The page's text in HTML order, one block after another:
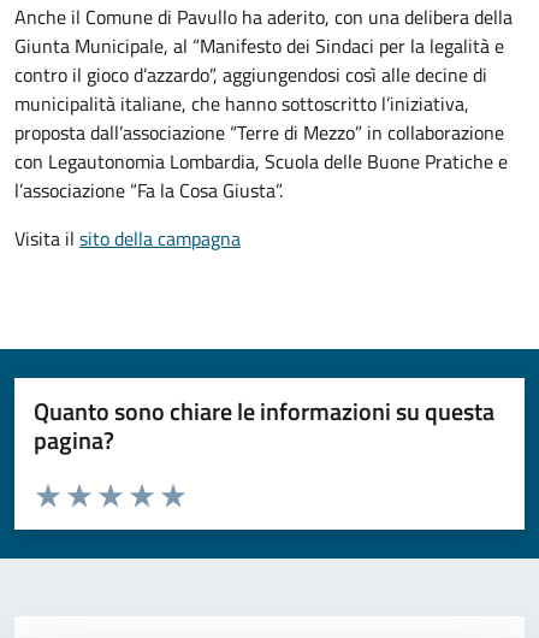
Anche il Comune di Pavullo ha aderito, con una delibera della
Giunta Municipale, al “Manifesto dei Sindaci per la legalità e
contro il gioco d’azzardo”, aggiungendosi così alle decine di
municipalità italiane, che hanno sottoscritto l’iniziativa,
proposta dall’associazione “Terre di Mezzo” in collaborazione
con Legautonomia Lombardia, Scuola delle Buone Pratiche e
l’associazione “Fa la Cosa Giusta”.
Visita il sito della campagna
Quanto sono chiare le informazioni su questa
pagina?
Valuta da 1 a 5 stelle la pagina
Valuta 5 stelle su 5
Valuta 4 stelle su 5
Valuta 3 stelle su 5
Valuta 2 stelle su 5
Valuta 1 stelle su 5